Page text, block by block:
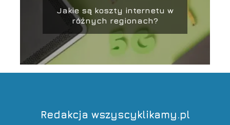
Jakie są koszty internetu w
różnych regionach?
Redakcja wszyscyklikamy.pl